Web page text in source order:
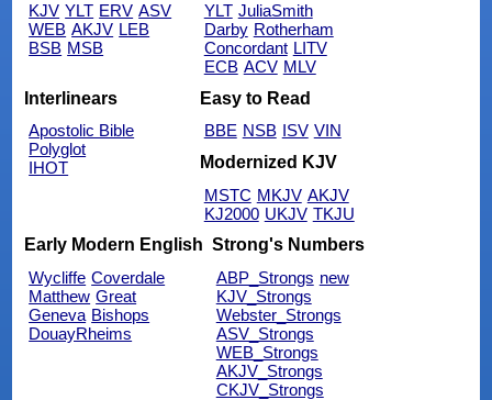
KJV YLT ERV ASV
WEB AKJV LEB
BSB MSB
YLT JuliaSmith
Darby Rotherham
Concordant LITV
ECB ACV MLV
Interlinears
Apostolic Bible
Polyglot
IHOT
Easy to Read
BBE NSB ISV VIN
Modernized KJV
MSTC MKJV AKJV
KJ2000 UKJV TKJU
Early Modern English
Wycliffe Coverdale
Matthew Great
Geneva Bishops
DouayRheims
Strong's Numbers
ABP_Strongs new
KJV_Strongs
Webster_Strongs
ASV_Strongs
WEB_Strongs
AKJV_Strongs
CKJV_Strongs